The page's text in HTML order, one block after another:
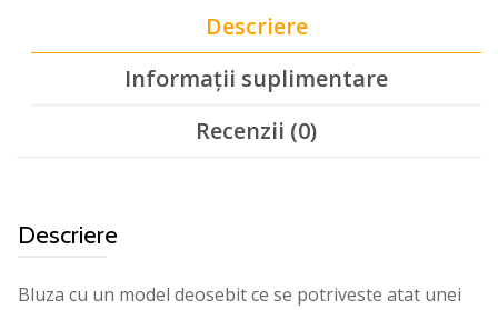
Descriere
Informații suplimentare
Recenzii (0)
Descriere
Bluza cu un model deosebit ce se potriveste atat unei